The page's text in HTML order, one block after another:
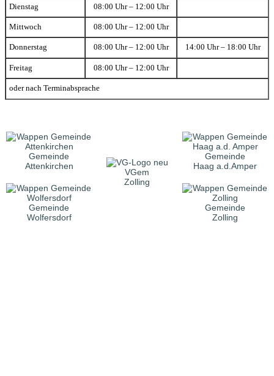
Dienstag 08:00 Uhr – 12:00 Uhr
Mittwoch 08:00 Uhr – 12:00 Uhr
Donnerstag 08:00 Uhr – 12:00 Uhr 14:00 Uhr – 18:00 Uhr
Freitag 08:00 Uhr – 12:00 Uhr
oder nach Terminabsprache
Gemeinde
Attenkirchen
VGem
Zolling
Gemeinde
Haag a.d.Amper
Gemeinde
Wolfersdorf
Gemeinde
Zolling